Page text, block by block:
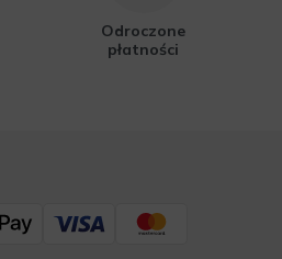
Odroczone
płatności